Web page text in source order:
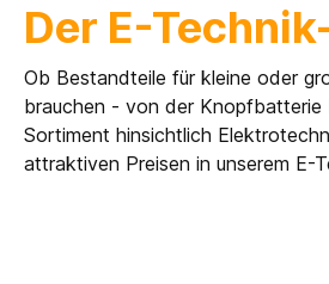
Der E-
Ob Bestandteile für kleine oder
brauchen - von der Knopfbatterie
Sortiment hinsichtlich
attraktiven Preisen in unserem E-